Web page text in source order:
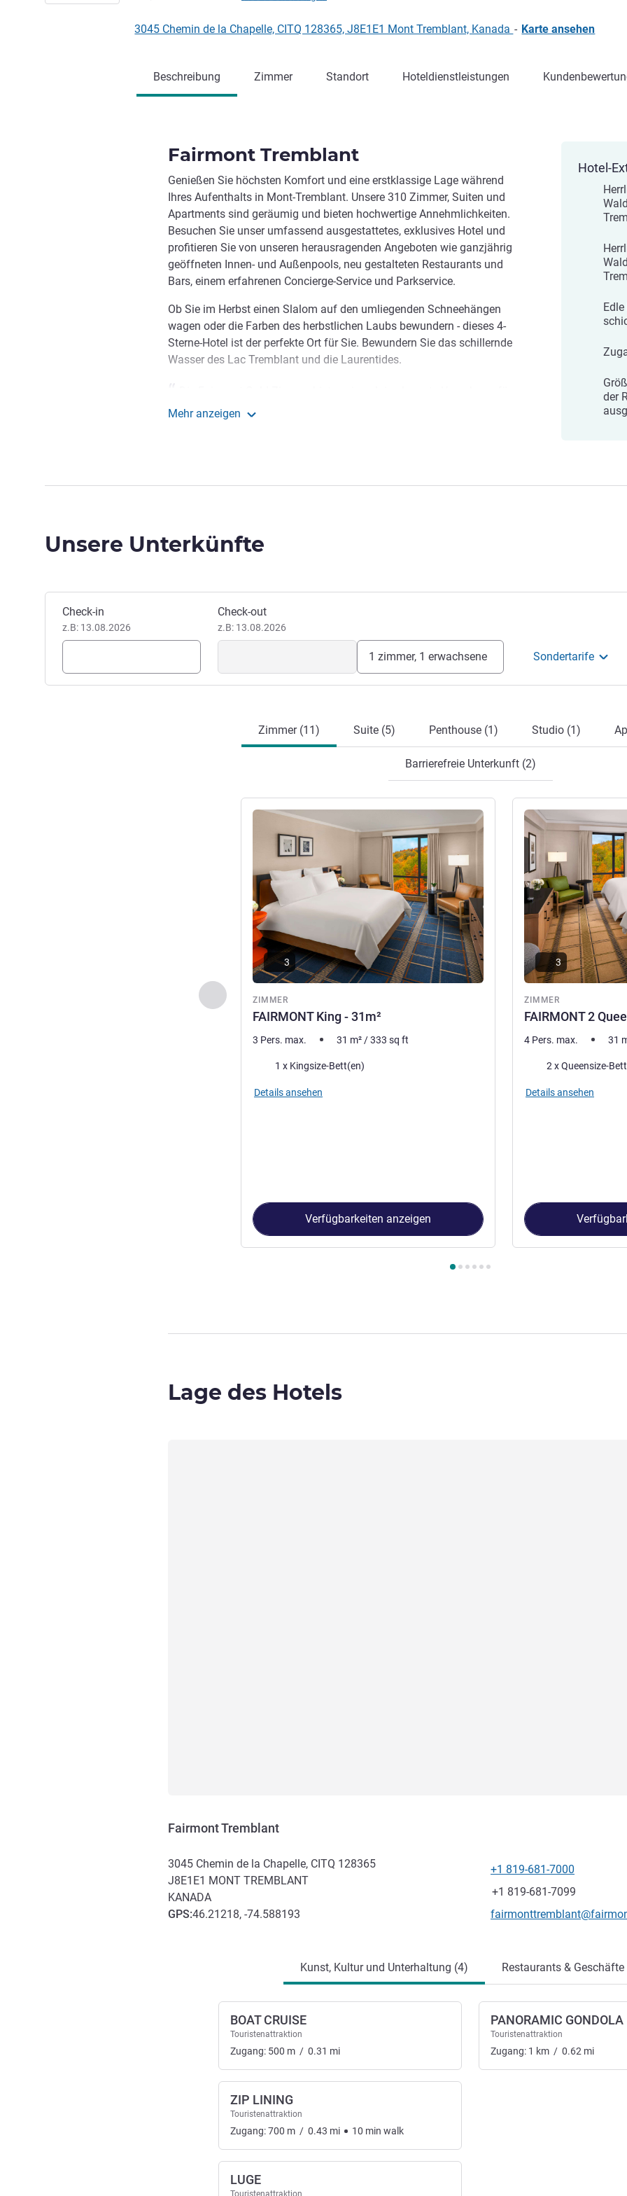
3045 Chemin de la Chapelle, CITQ 128365, J8E1E1 Mont Tremblant, Kanada - Karte ansehen
Beschreibung Zimmer Standort Hoteldienstleistungen
Fairmont Tremblant
Genießen Sie höchsten Komfort und eine erstklassige Lage während
Ihres Aufenthalts in Mont-Tremblant. Unsere 310 Zimmer, Suiten und
Apartments sind geräumig und bieten hochwertige Annehmlichkeiten.
Besuchen Sie unser umfassend ausgestattetes, exklusives Hotel und
profitieren Sie von unseren herausragenden Angeboten wie ganzjährig
geöffneten Innen- und Außenpools, neu gestalteten Restaurants und
Bars, einem erfahrenen Concierge-Service und Parkservice.
Ob Sie im Herbst einen Slalom auf den umliegenden Schneehängen
wagen oder die Farben des herbstlichen Laubs bewundern - dieses 4-
Sterne-Hotel ist der perfekte Ort für Sie. Bewundern Sie das schillernde
Wasser des Lac Tremblant und die Laurentides.
Ihren Aufenthalt in Tremblant. Alles beginnt sofort bei Ihrer Ankunft im
Mehr anzeigen
Hotel-
der
Unsere Unterkünfte
Dieses Hotel buchen
Check-in
z.B: 13.08.2026
Check-out
z.B: 13.08.2026
1 zimmer, 1 erwachsene Sondertarife
Zimmer (11) Suite (5) Penthouse (1) Studio (1)
Barrierefreie Unterkunft (2)
Zurück - Zimmer
ZIMMER
FAIRMONT King - 31m²
Details ansehen
3
3 Pers. max. 31 m² /333 sq ft
Bettwäsche
1 x Kingsize-Bett(en)
Details ansehen
Verfügbarkeiten anzeigen
ZIMMER
FAIRMONT 2
Details ansehen
3
4 Pers. max. 31
Bettwäsche
2 x Queensize-
Details ansehen
Lage des Hotels
Fairmont Tremblant
3045 Chemin de la Chapelle, CITQ 128365
J8E1E1 MONT TREMBLANT
KANADA
GPS:46.21218, -74.588193
+1 819-681-7000
Fax
+1 819-681-7099
Kontakt-E-Mail
Kunst, Kultur und Unterhaltung (4) Restaurants & Geschäfte
BOAT CRUISE
Touristenattraktion
Zugang: 500 m / 0.31 mi
ZIP LINING
Touristenattraktion
Zugang:700 m / 0.43 mi 10 min walk
LUGE
PANORAMIC GONDOLA
Touristenattraktion
Zugang: 1 km / 0.62 mi